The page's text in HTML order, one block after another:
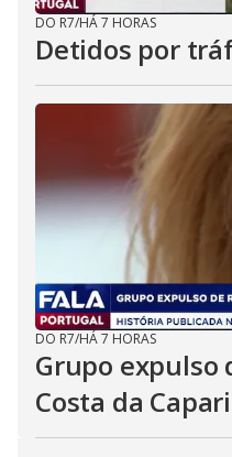
DO R7/HÁ 7 HORAS
Detidos por
DO R7/HÁ 7 HORAS
Grupo expulso
Costa da